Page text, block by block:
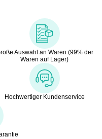
Auswahl an Waren (99% der
Waren auf Lager)
Hochwertiger Kundenservice